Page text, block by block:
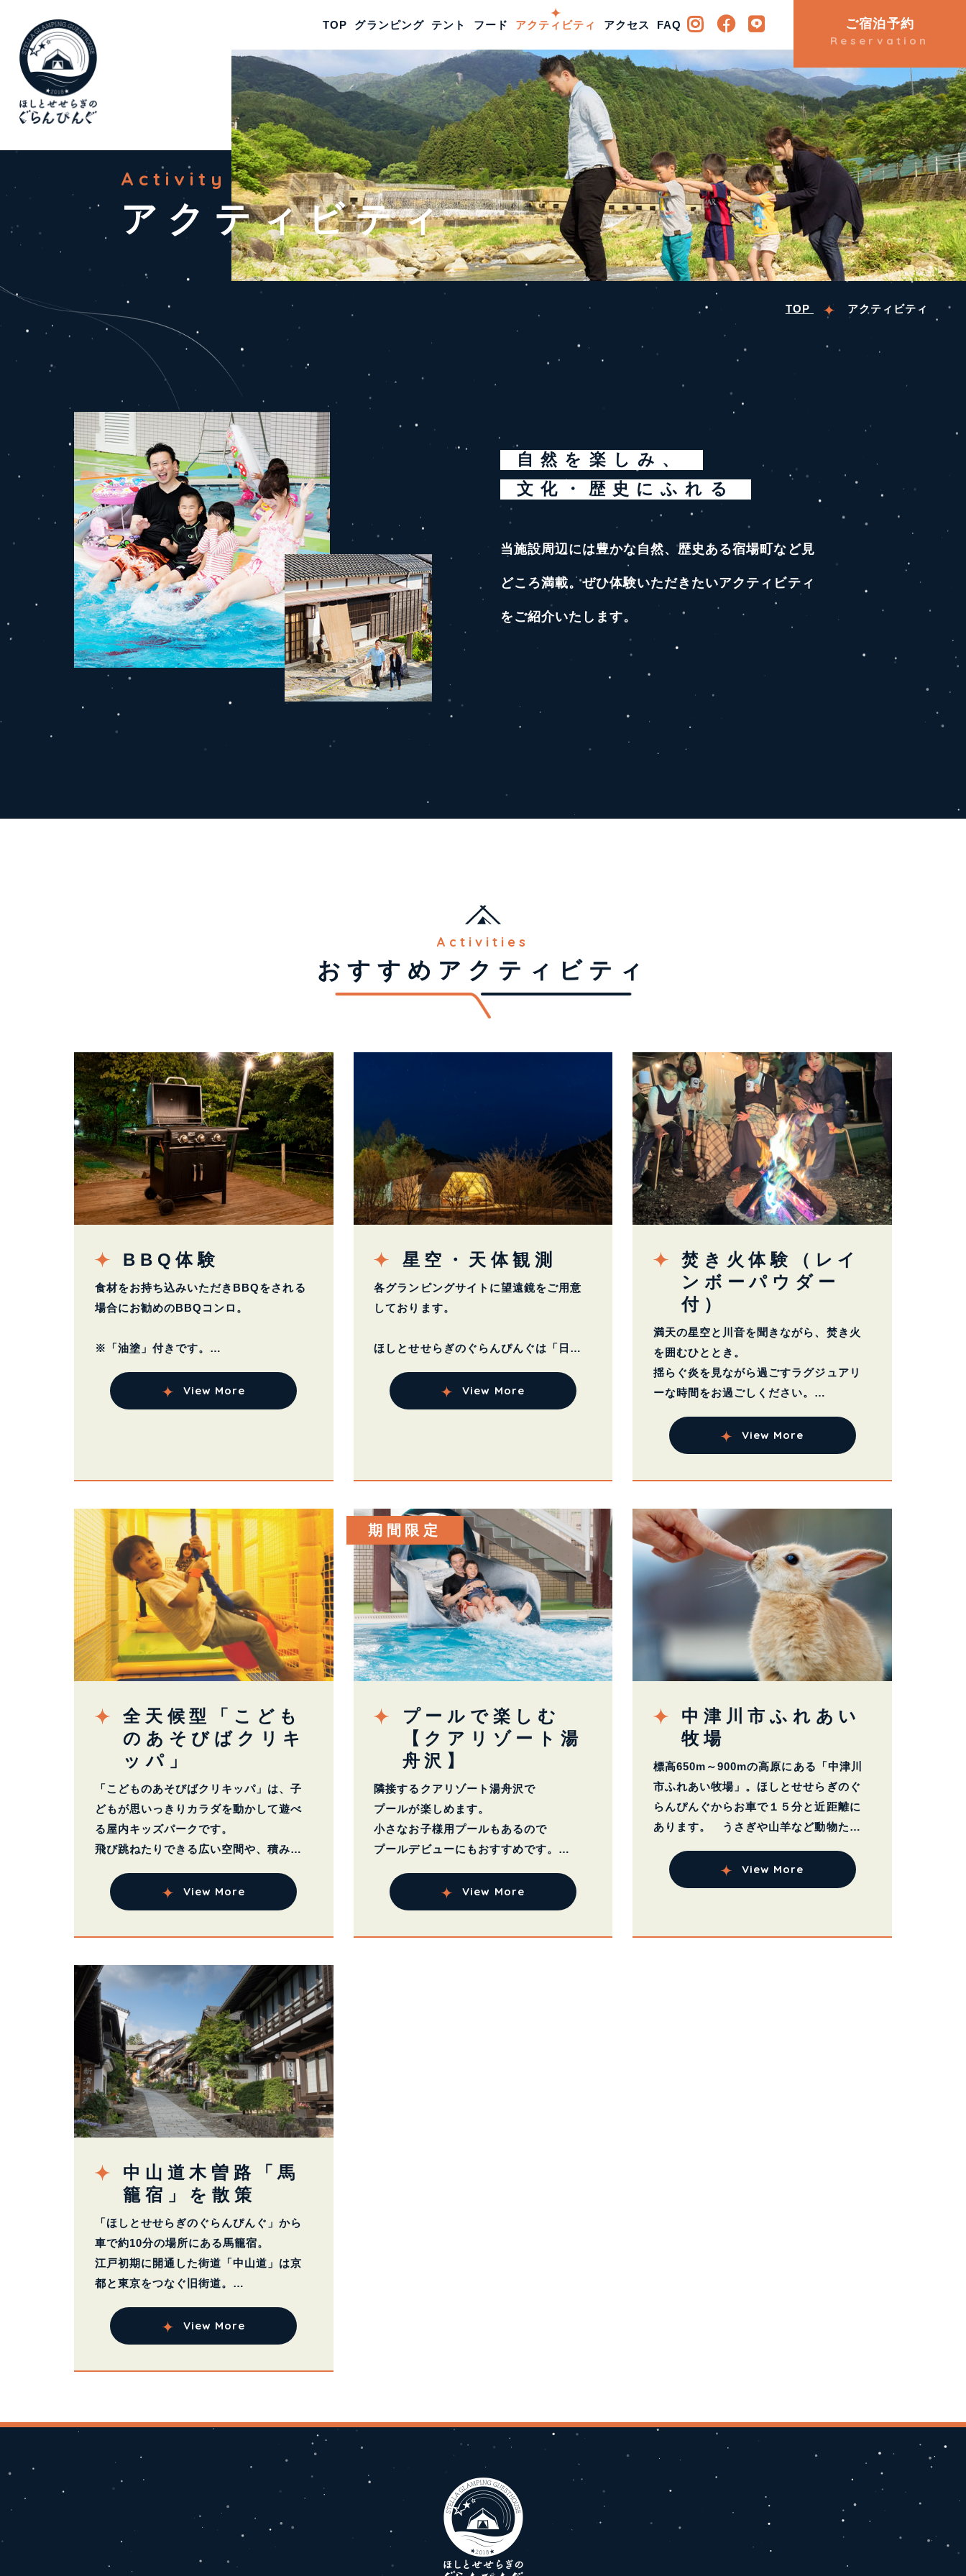
TOP グランピング テント フード アクティビティ アクセス FAQ ご宿泊予約
Reservation
TOP グランピング テント フード アクティビティ アクセス FAQ
Activity
アクティビティ
TOP アクティビティ
自然を楽しみ、
文化・歴史にふれる
当施設周辺には豊かな自然、歴史ある宿場町など見
どころ満載。ぜひ体験いただきたいアクティビティ
をご紹介いたします。
Activities
おすすめアクティビティ
BBQ体験
食材をお持ち込みいただきBBQをされる
場合にお勧めのBBQコンロ。
※「油塗」付きです。
浄なしで2日目も使用す...
View More
星空・天体観測
各グランピングサイトに望遠鏡をご用意
しております。
ほしとせせらぎのぐらんぴんぐは「日本
有名な阿智村と直...View More
焚き火体験（レイ
ンボーパウダー
付）
満天の星空と川音を聞きながら、焚き火
を囲むひととき。
揺らぐ炎を見ながら過ごすラグジュアリ
ーな時間をお過ごしください。
各テントに焚き火台...View More
全天候型「こども
のあそびばクリキ
ッパ」
「こどものあそびばクリキッパ」は、子
どもが思いっきりカラダを動かして遊べ
る屋内キッズパークです。
飛び跳ねたりできる広い空間や、積み木
View More
期間限定
プールで楽しむ
【クアリゾート湯
舟沢】
隣接するクアリゾート湯舟沢で
プールが楽しめます。
小さなお子様用プールもあるので
プールデビューにもおすすめです。
通常期間は週末土...View More
中津川市ふれあい
牧場
標高650m～900mの高原にある「中津川
市ふれあい牧場」。ほしとせせらぎのぐ
らんぴんぐからお車で１５分と近距離に
あります。 うさぎや山羊など動物たち
View More
中山道木曽路「馬
籠宿」を散策
「ほしとせせらぎのぐらんぴんぐ」から
車で約10分の場所にある馬籠宿。
江戸初期に開通した街道「中山道」は京
都と東京をつなぐ旧街道。
歴史ある... View More